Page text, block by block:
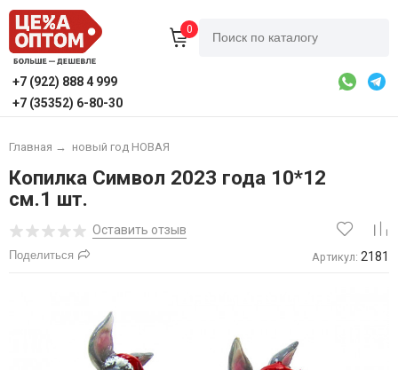
0
+7 (922) 888 4 999
+7 (35352) 6-80-30
Главная → новый год НОВАЯ
Копилка Символ 2023 года 10*12
см.1 шт.
Оставить отзыв
Поделиться Артикул: 2181